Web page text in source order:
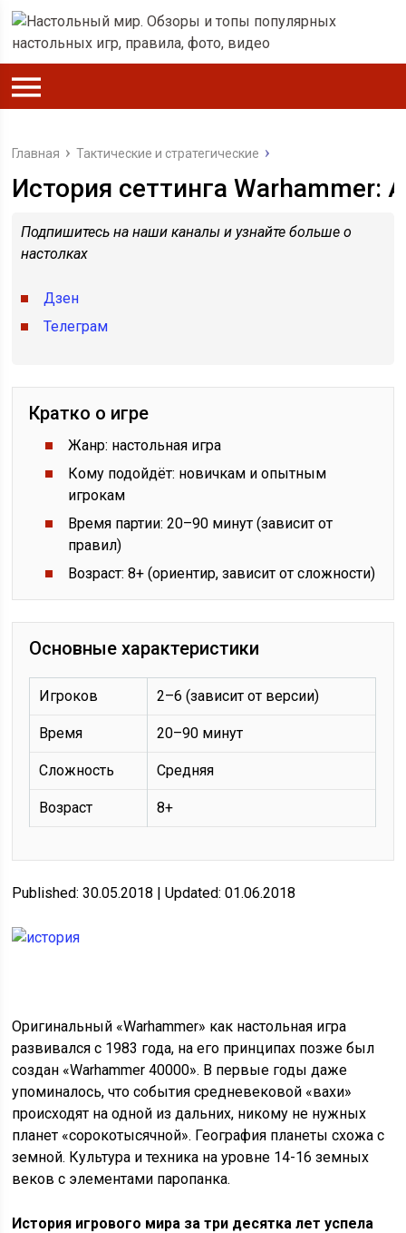
Главная Тактические и стратегические
История сеттинга Warhammer:
Подпишитесь на наши каналы и узнайте больше о
настолках
Дзен
Телеграм
Кратко о игре
Жанр: настольная игра
Кому подойдёт: новичкам и опытным
игрокам
Время партии: 20–90 минут (зависит от
правил)
Возраст: 8+ (ориентир, зависит от сложности)
Основные характеристики
Игроков 2–6 (зависит от версии)
Время 20–90 минут
Сложность Средняя
Возраст 8+
Published: 30.05.2018 | Updated: 01.06.2018
Оригинальный «Warhammer» как настольная игра
развивался с 1983 года, на его принципах позже был
создан «Warhammer 40000». В первые годы даже
упоминалось, что события средневековой «вахи»
происходят на одной из дальних, никому не нужных
планет «сорокотысячной». География планеты схожа с
земной. Культура и техника на уровне 14-16 земных
веков с элементами паропанка.
История игрового мира за три десятка лет успела